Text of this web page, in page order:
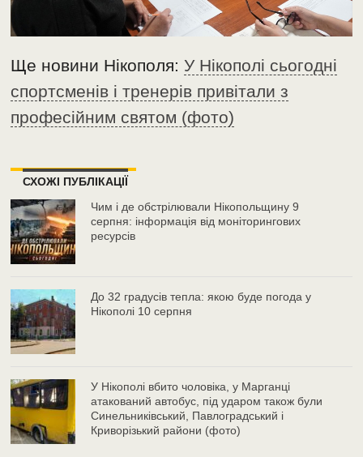
Ще новини Нікополя:У Нікополі сьогодні
спортсменів і тренерів привітали з
професійним святом (фото)
СХОЖІ ПУБЛІКАЦІЇ
Чим і де обстрілювали Нікопольщину 9
серпня: інформація від моніторингових
ресурсів
До 32 градусів тепла: якою буде погода у
Нікополі 10 серпня
У Нікополі вбито чоловіка, у Марганці
атакований автобус, під ударом також були
Синельниківський, Павлоградський і
Криворізький райони (фото)